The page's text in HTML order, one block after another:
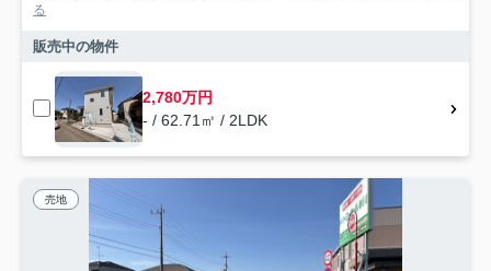
る
販売中の物件
2,780万円
- / 62.71㎡ / 2LDK
売地